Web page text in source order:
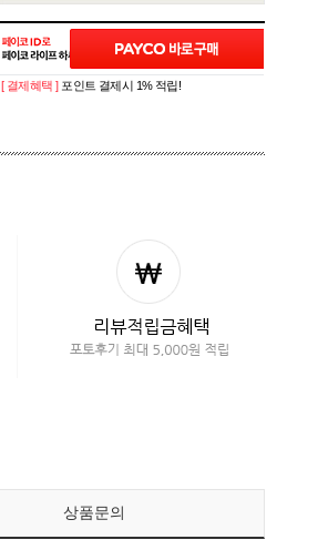
[ 결제혜택 ] 포인트 결제시 1% 적립!
상품문의